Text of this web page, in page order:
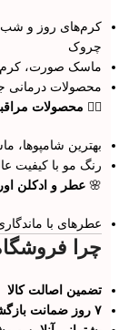
کرم‌های روز و
چروک
ماسک صورت،
محصولات درمانی
💇‍♀️ محصولات
بهترین شامپوها،
رنگ مو با کیفیت
🌸 عطر و ادکلن
عطرهای با ماندگاری
چرا
تضمین اصالت کالا
۷ روز ضمانت بازگشت